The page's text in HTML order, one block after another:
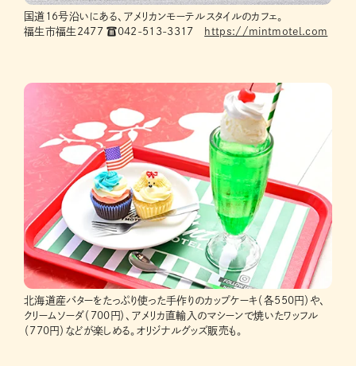
国道16号沿いにある、アメリカンモーテルスタイルのカフェ。
福生市福生2477 ☎042-513-3317
https://mintmotel.com
北海道産バターをたっぷり使った手作りのカップケーキ（各550円）や、
クリームソーダ（700円）、アメリカ直輸入のマシーンで焼いたワッフル
（770円）などが楽しめる。オリジナルグッズ販売も。